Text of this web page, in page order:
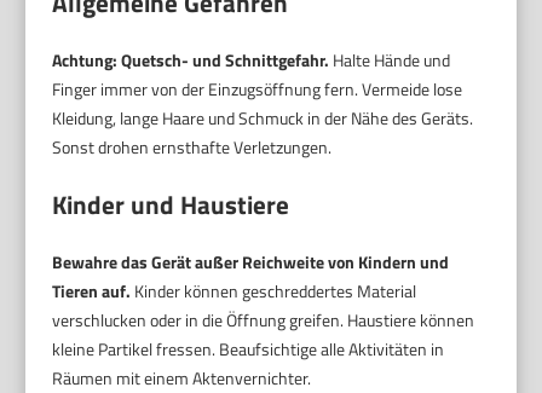
Achtung: Quetsch- und Schnittgefahr. Halte Hände und
Finger immer von der Einzugsöffnung fern. Vermeide lose
Kleidung, lange Haare und Schmuck in der Nähe des Geräts.
Sonst drohen ernsthafte Verletzungen.
Kinder und Haustiere
Bewahre das Gerät außer Reichweite von Kindern und
Tieren auf. Kinder können geschreddertes Material
verschlucken oder in die Öffnung greifen. Haustiere können
kleine Partikel fressen. Beaufsichtige alle Aktivitäten in
Räumen mit einem Aktenvernichter.